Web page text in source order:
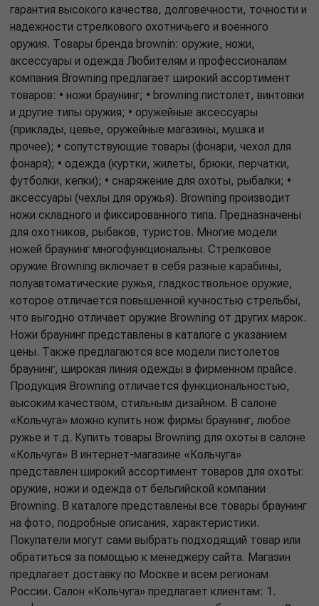
гарантия высокого качества, долговечности, точности и
надежности стрелкового охотничьего и военного
оружия. Товары бренда brownin: оружие, ножи,
аксессуары и одежда Любителям и профессионалам
компания Browning предлагает широкий ассортимент
товаров: • ножи браунинг; • browning пистолет, винтовки
и другие типы оружия; • оружейные аксессуары
(приклады, цевье, оружейные магазины, мушка и
прочее); • сопутствующие товары (фонари, чехол для
фонаря); • одежда (куртки, жилеты, брюки, перчатки,
футболки, кепки); • снаряжение для охоты, рыбалки; •
аксессуары (чехлы для оружья). Browning производит
ножи складного и фиксированного типа. Предназначены
для охотников, рыбаков, туристов. Многие модели
ножей браунинг многофункциональны. Стрелковое
оружие Browning включает в себя разные карабины,
полуавтоматические ружья, гладкоствольное оружие,
которое отличается повышенной кучностью стрельбы,
что выгодно отличает оружие Browning от других марок.
Ножи браунинг представлены в каталоге с указанием
цены. Также предлагаются все модели пистолетов
браунинг, широкая линия одежды в фирменном прайсе.
Продукция Browning отличается функциональностью,
высоким качеством, стильным дизайном. В салоне
«Кольчуга» можно купить нож фирмы браунинг, любое
ружье и т.д. Купить товары Browning для охоты в салоне
«Кольчуга» В интернет-магазине «Кольчуга»
представлен широкий ассортимент товаров для охоты:
оружие, ножи и одежда от бельгийской компании
Browning. В каталоге представлены все товары браунинг
на фото, подробные описания, характеристики.
Покупатели могут сами выбрать подходящий товар или
обратиться за помощью к менеджеру сайта. Магазин
предлагает доставку по Москве и всем регионам
России. Салон «Кольчуга» предлагает клиентам: 1.